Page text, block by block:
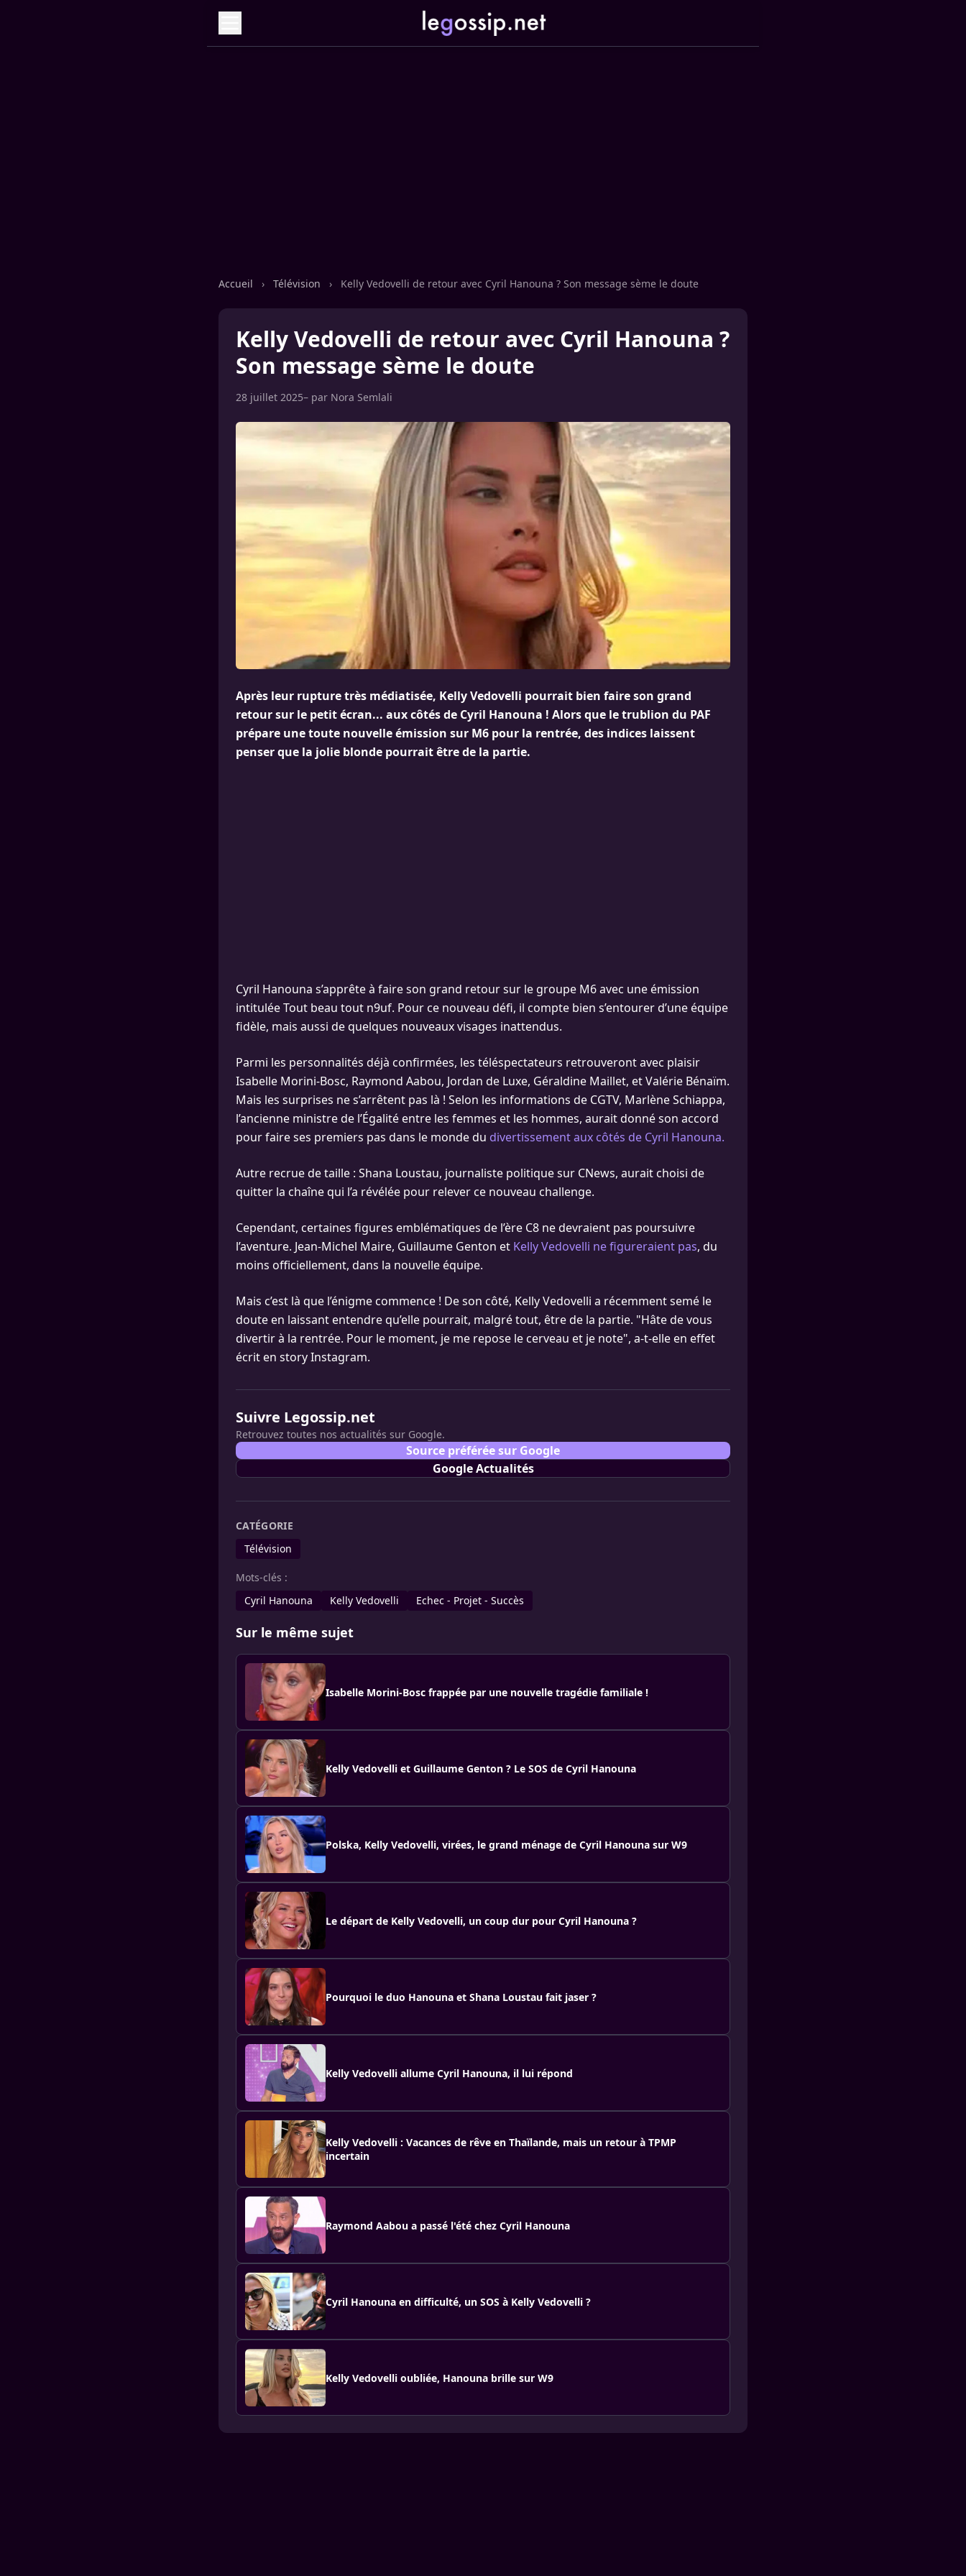
Accueil › Télévision › Kelly Vedovelli de retour avec Cyril Hanouna ? Son message sème le doute
Kelly Vedovelli de retour avec Cyril Hanouna ?
Son message sème le doute
28 juillet 2025– par Nora Semlali
Après leur rupture très médiatisée, Kelly Vedovelli pourrait bien faire son grand
retour sur le petit écran... aux côtés de Cyril Hanouna ! Alors que le trublion du PAF
prépare une toute nouvelle émission sur M6 pour la rentrée, des indices laissent
penser que la jolie blonde pourrait être de la partie.
Cyril Hanouna s’apprête à faire son grand retour sur le groupe M6 avec une émission
intitulée Tout beau tout n9uf. Pour ce nouveau défi, il compte bien s’entourer d’une équipe
fidèle, mais aussi de quelques nouveaux visages inattendus.
Parmi les personnalités déjà confirmées, les téléspectateurs retrouveront avec plaisir
Isabelle Morini-Bosc, Raymond Aabou, Jordan de Luxe, Géraldine Maillet, et Valérie Bénaïm.
Mais les surprises ne s’arrêtent pas là ! Selon les informations de CGTV, Marlène Schiappa,
l’ancienne ministre de l’Égalité entre les femmes et les hommes, aurait donné son accord
pour faire ses premiers pas dans le monde du divertissement aux côtés de Cyril Hanouna.
Autre recrue de taille : Shana Loustau, journaliste politique sur CNews, aurait choisi de
quitter la chaîne qui l’a révélée pour relever ce nouveau challenge.
Cependant, certaines figures emblématiques de l’ère C8 ne devraient pas poursuivre
l’aventure. Jean-Michel Maire, Guillaume Genton et Kelly Vedovelli ne figureraient pas, du
moins officiellement, dans la nouvelle équipe.
Mais c’est là que l’énigme commence ! De son côté, Kelly Vedovelli a récemment semé le
doute en laissant entendre qu’elle pourrait, malgré tout, être de la partie. "Hâte de vous
divertir à la rentrée. Pour le moment, je me repose le cerveau et je note", a-t-elle en effet
écrit en story Instagram.
Suivre Legossip.net
Retrouvez toutes nos actualités sur Google.
Source préférée sur Google
Google Actualités
CATÉGORIE
Télévision
Mots-clés :
Cyril Hanouna
Kelly Vedovelli Echec - Projet - Succès
Sur le même sujet
Isabelle Morini-Bosc frappée par une nouvelle tragédie familiale !
Kelly Vedovelli et Guillaume Genton ? Le SOS de Cyril Hanouna
Polska, Kelly Vedovelli, virées, le grand ménage de Cyril Hanouna sur W9
Le départ de Kelly Vedovelli, un coup dur pour Cyril Hanouna ?
Pourquoi le duo Hanouna et Shana Loustau fait jaser ?
Kelly Vedovelli allume Cyril Hanouna, il lui répond
Kelly Vedovelli : Vacances de rêve en Thaïlande, mais un retour à TPMP
incertain
Raymond Aabou a passé l'été chez Cyril Hanouna
Cyril Hanouna en difficulté, un SOS à Kelly Vedovelli ?
Kelly Vedovelli oubliée, Hanouna brille sur W9